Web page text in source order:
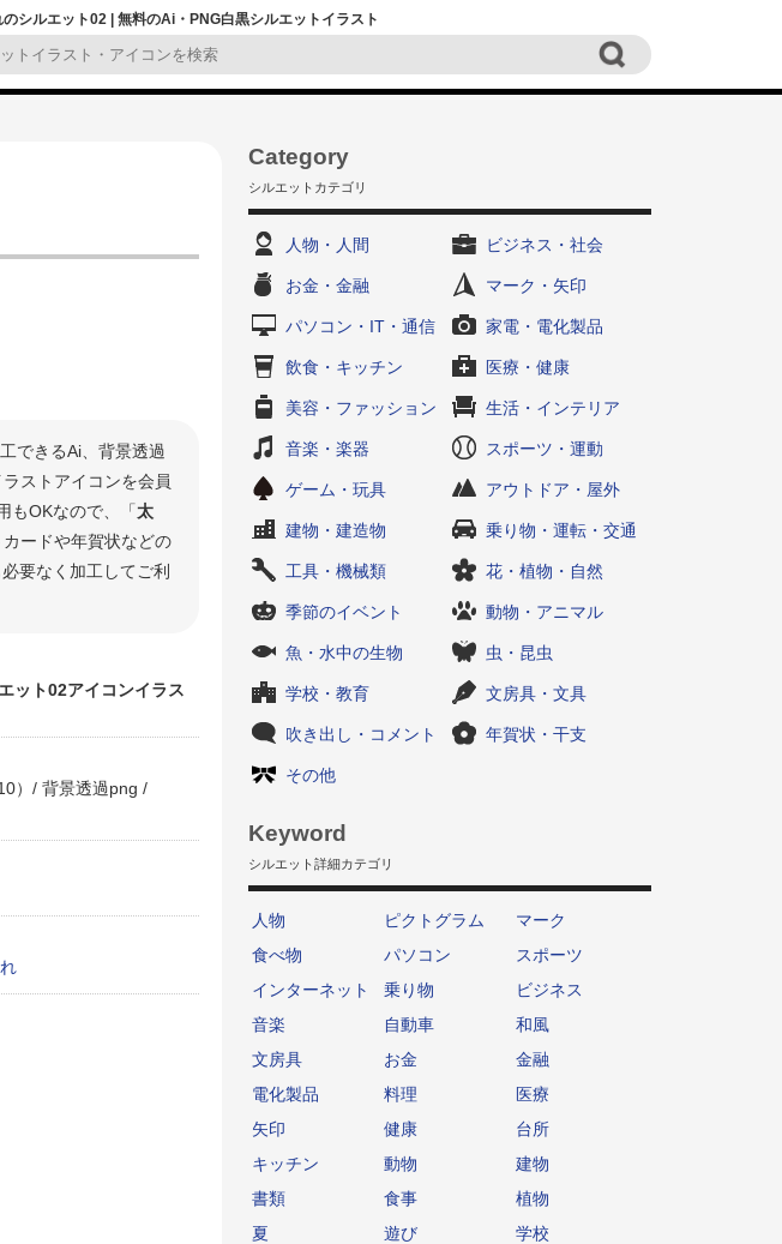
シルエット02 | 無料のAi・PNG白黒シルエットイラスト
できるAi、背景透過
ストアイコンを会員
もOKなので、「太
ードや年賀状などの
要なく加工してご利
ット02アイコンイラス
）/ 背景透過png /
Category
シルエットカテゴリ
人物・人間 ビジネス・社会
お金・金融 マーク・矢印
パソコン・IT・通信 家電・電化製品
飲食・キッチン 医療・健康
美容・ファッション 生活・インテリア
音楽・楽器 スポーツ・運動
ゲーム・玩具 アウトドア・屋外
建物・建造物 乗り物・運転・交通
工具・機械類 花・植物・自然
季節のイベント 動物・アニマル
魚・水中の生物 虫・昆虫
学校・教育 文房具・文具
吹き出し・コメント 年賀状・干支
その他
Keyword
シルエット詳細カテゴリ
人物 ピクトグラム
マーク
食べ物
パソコン
スポーツ
インターネット
乗り物
ビジネス
音楽
自動車
和風
文房具
お金
金融
電化製品
料理
医療
矢印
健康
台所
キッチン
動物
建物
書類
食事
植物
夏
遊び
学校